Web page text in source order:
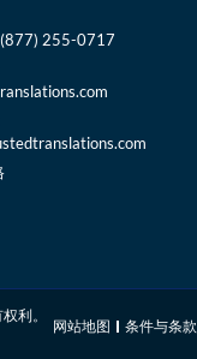
255-0717
利。
网站地图 条件与条款